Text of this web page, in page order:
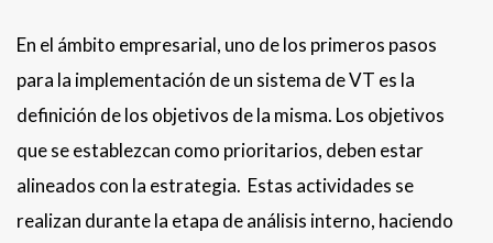
En el ámbito empresarial, uno de los primeros pasos
para la implementación de un sistema de VT es la
definición de los objetivos de la misma. Los objetivos
que se establezcan como prioritarios, deben estar
alineados con la estrategia. Estas actividades se
realizan durante la etapa de análisis interno, haciendo